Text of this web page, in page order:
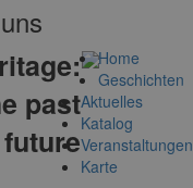
past
Home
Geschichten
Aktuelles
Katalog
Veranstaltungen
Karte